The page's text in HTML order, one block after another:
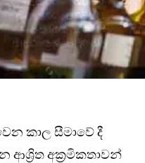
කාල සීමාවේ දී
ආශ්‍රිත අක්‍රමිකතාවන්